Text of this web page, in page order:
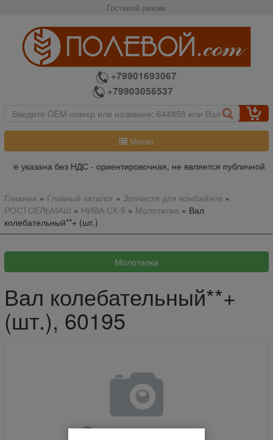
Гостевой режим
+79901693067
+79903056537
Меню
указана без НДС - ориентировочная, не является публичной
Главная » Главный каталог» Запчасти для комбайнов»
РОСТСЕЛЬМАШ » НИВА СК-5 » Молотилка » Вал
колебательный**+ (шт.)
Вал колебательный**+
(шт.), 60195